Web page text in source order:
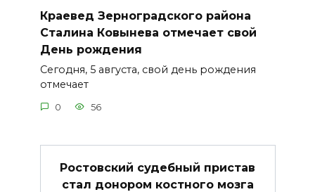
Краевед Зерноградского района
Сталина Ковынева отмечает свой
День рождения
Сегодня, 5 августа, свой день рождения
отмечает
0 56
Ростовский судебный пристав
стал донором костного мозга